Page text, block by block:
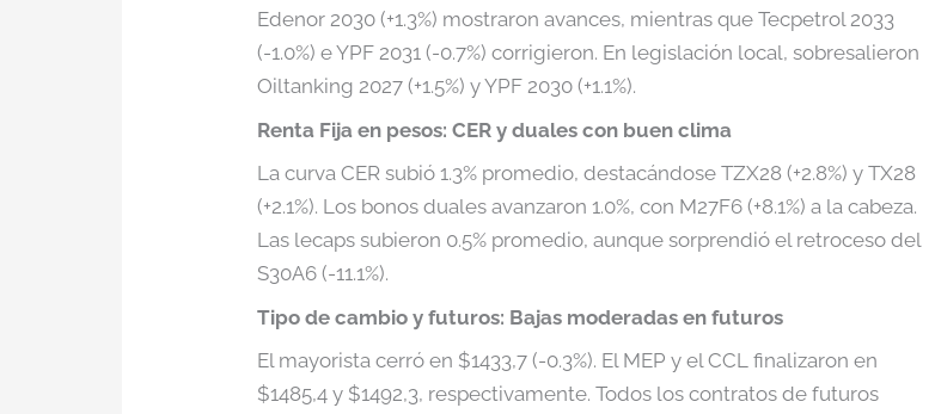
Edenor 2030 (+1.3%) mostraron avances, mientras que Tecpetrol 2033
(-1.0%) e YPF 2031 (-0.7%) corrigieron. En legislación local, sobresalieron
Oiltanking 2027 (+1.5%) y YPF 2030 (+1.1%).
Renta Fija en pesos: CER y duales con buen clima
La curva CER subió 1.3% promedio, destacándose TZX28 (+2.8%) y TX28
(+2.1%). Los bonos duales avanzaron 1.0%, con M27F6 (+8.1%) a la cabeza.
Las lecaps subieron 0.5% promedio, aunque sorprendió el retroceso del
S30A6 (-11.1%).
Tipo de cambio y futuros: Bajas moderadas en futuros
El mayorista cerró en $1433,7 (-0.3%). El MEP y el CCL finalizaron en
$1485,4 y $1492,3, respectivamente. Todos los contratos de futuros